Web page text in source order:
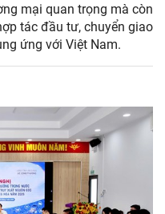
mại quan trọng mà còn
tác đầu tư, chuyển giao
ứng với Việt Nam.